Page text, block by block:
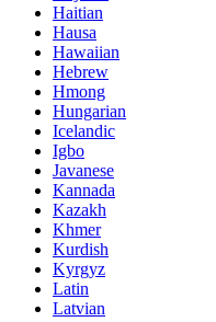
Haitian
Hausa
Hawaiian
Hebrew
Hmong
Hungarian
Icelandic
Igbo
Javanese
Kannada
Kazakh
Khmer
Kurdish
Kyrgyz
Latin
Latvian